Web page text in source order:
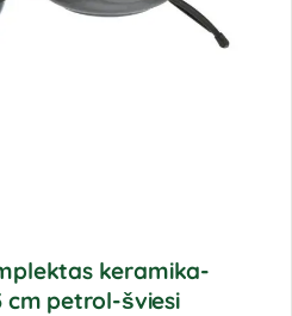
keramika-
cm petrol-šviesi